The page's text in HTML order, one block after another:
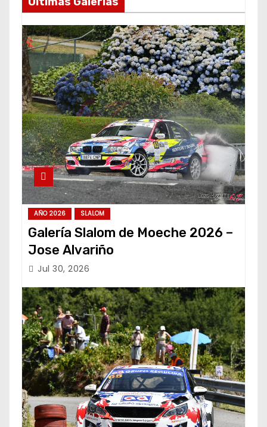
AÑO 2026 SLALOM
Galería Slalom de Moeche 2026 –
Jose Alvariño
Jul 30, 2026